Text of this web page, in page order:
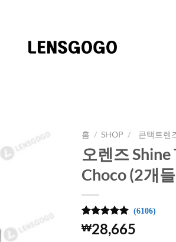
홈 / SHOP / 콘택트렌
오렌즈
Choco (2개
4.99개의
고객 평가
6106
(6106)
₩28,665